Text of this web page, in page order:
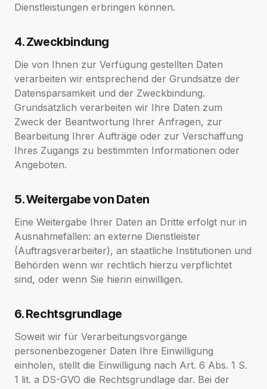
Dienstleistungen erbringen können.
4. Zweckbindung
Die von Ihnen zur Verfügung gestellten Daten
verarbeiten wir entsprechend der Grundsätze der
Datensparsamkeit und der Zweckbindung.
Grundsätzlich verarbeiten wir Ihre Daten zum
Zweck der Beantwortung Ihrer Anfragen, zur
Bearbeitung Ihrer Aufträge oder zur Verschaffung
Ihres Zugangs zu bestimmten Informationen oder
Angeboten.
5. Weitergabe von Daten
Eine Weitergabe Ihrer Daten an Dritte erfolgt nur in
Ausnahmefällen: an externe Dienstleister
(Auftragsverarbeiter), an staatliche Institutionen und
Behörden wenn wir rechtlich hierzu verpflichtet
sind, oder wenn Sie hierin einwilligen.
6. Rechtsgrundlage
Soweit wir für Verarbeitungsvorgänge
personenbezogener Daten Ihre Einwilligung
einholen, stellt die Einwilligung nach Art. 6 Abs. 1 S.
1 lit. a DS-GVO die Rechtsgrundlage dar. Bei der